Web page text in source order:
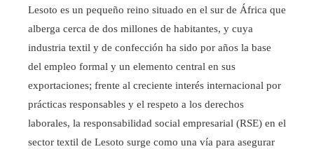
Lesoto es un pequeño reino situado en el sur de África que
alberga cerca de dos millones de habitantes, y cuya
industria textil y de confección ha sido por años la base
del empleo formal y un elemento central en sus
exportaciones; frente al creciente interés internacional por
prácticas responsables y el respeto a los derechos
laborales, la responsabilidad social empresarial (RSE) en el
sector textil de Lesoto surge como una vía para asegurar